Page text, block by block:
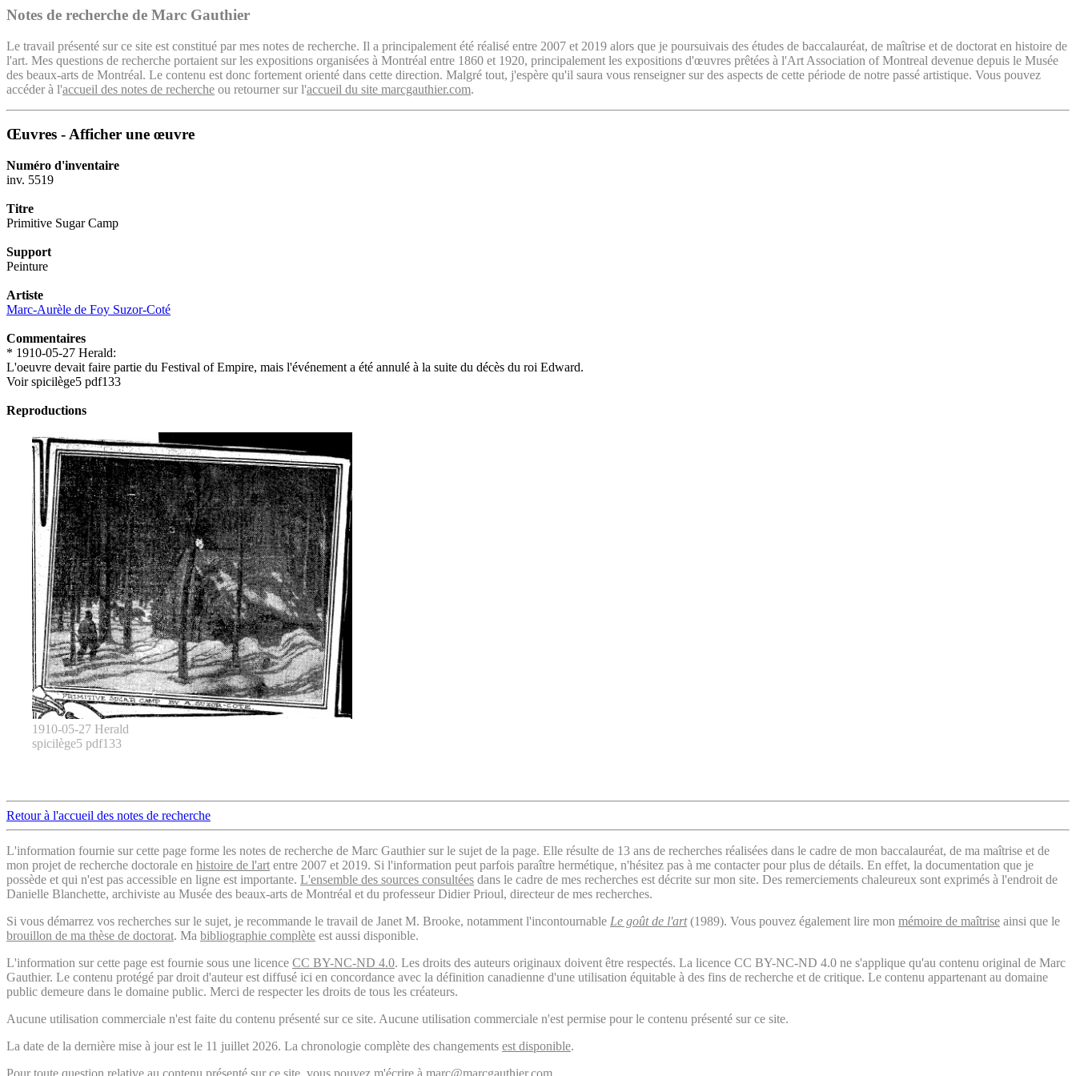
Notes de recherche de Marc Gauthier
Le travail présenté sur ce site est constitué par mes notes de recherche. Il a principalement été réalisé entre 2007 et 2019 alors que je poursuivais des études de baccalauréat, de maîtrise et de doctorat en histoire de
l'art. Mes questions de recherche portaient sur les expositions organisées à Montréal entre 1860 et 1920, principalement les expositions d'œuvres prêtées à l'Art Association of Montreal devenue depuis le Musée
des beaux-arts de Montréal. Le contenu est donc fortement orienté dans cette direction. Malgré tout, j'espère qu'il saura vous renseigner sur des aspects de cette période de notre passé artistique. Vous pouvez
accéder à l'accueil des notes de recherche ou retourner sur l'accueil du site marcgauthier.com.
Œuvres - Afficher une œuvre
Numéro d'inventaire
inv. 5519
Titre
Primitive Sugar Camp
Support
Peinture
Artiste
Marc-Aurèle de Foy Suzor-Coté
Commentaires
* 1910-05-27 Herald:
L'oeuvre devait faire partie du Festival of Empire, mais l'événement a été annulé à la suite du décès du roi Edward.
Voir spicilège5 pdf133
Reproductions
1910-05-27 Herald
spicilège5 pdf133
Retour à l'accueil des notes de recherche
L'information fournie sur cette page forme les notes de recherche de Marc Gauthier sur le sujet de la page. Elle résulte de 13 ans de recherches réalisées dans le cadre de mon baccalauréat, de ma maîtrise et de
mon projet de recherche doctorale en histoire de l'art entre 2007 et 2019. Si l'information peut parfois paraître hermétique, n'hésitez pas à me contacter pour plus de détails. En effet, la documentation que je
possède et qui n'est pas accessible en ligne est importante. L'ensemble des sources consultées dans le cadre de mes recherches est décrite sur mon site. Des remerciements chaleureux sont exprimés à l'endroit de
Danielle Blanchette, archiviste au Musée des beaux-arts de Montréal et du professeur Didier Prioul, directeur de mes recherches.
Si vous démarrez vos recherches sur le sujet, je recommande le travail de Janet M. Brooke, notamment l'incontournable Le goût de l'art(1989). Vous pouvez également lire mon mémoire de maîtrise ainsi que le
brouillon de ma thèse de doctorat. Ma bibliographie complète est aussi disponible.
L'information sur cette page est fournie sous une licence CC BY-NC-ND 4.0. Les droits des auteurs originaux doivent être respectés. La licence CC BY-NC-ND 4.0 ne s'applique qu'au contenu original de Marc
Gauthier. Le contenu protégé par droit d'auteur est diffusé ici en concordance avec la définition canadienne d'une utilisation équitable à des fins de recherche et de critique. Le contenu appartenant au domaine
public demeure dans le domaine public. Merci de respecter les droits de tous les créateurs.
Aucune utilisation commerciale n'est faite du contenu présenté sur ce site. Aucune utilisation commerciale n'est permise pour le contenu présenté sur ce site.
La date de la dernière mise à jour est le 11 juillet 2026. La chronologie complète des changements est disponible.